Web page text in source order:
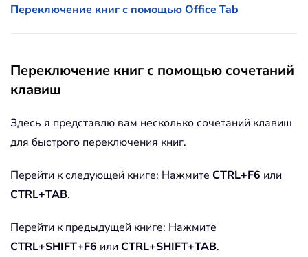
Переключение книг с помощью Office Tab
Переключение книг с помощью сочетаний
клавиш
Здесь я представлю вам несколько сочетаний клавиш
для быстрого переключения книг.
Перейти к следующей книге: Нажмите CTRL+F6 или
CTRL+TAB.
Перейти к предыдущей книге: Нажмите
CTRL+SHIFT+F6 или CTRL+SHIFT+TAB.